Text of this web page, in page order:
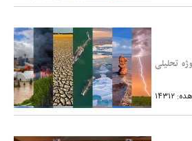
تحلیلی
۱۴۳۱۲